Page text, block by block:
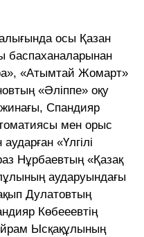
осы Қазан
баспаханаларынан
«Атымтай Жомарт»
«Әліппе» оқу
Спандияр
мен орыс
«Үлгілі
Нұрбаевтың «Қазақ
аударуындағы
Дулатовтың
Көбееевтің
Ысқақұлының